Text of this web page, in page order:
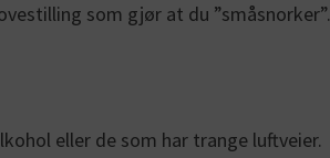
som gjør at du ”småsnorker”.
eller de som har trange luftveier.